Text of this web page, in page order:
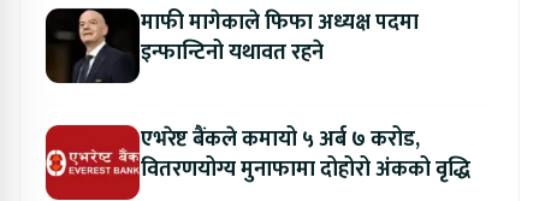
माफी मागेकाले फिफा अध्यक्ष पदमा
इन्फान्टिनो यथावत रहने
एभरेष्ट बैंकले कमायो ५ अर्ब ७ करोड,
वितरणयोग्य मुनाफामा दोहोरो अंकको वृद्धि